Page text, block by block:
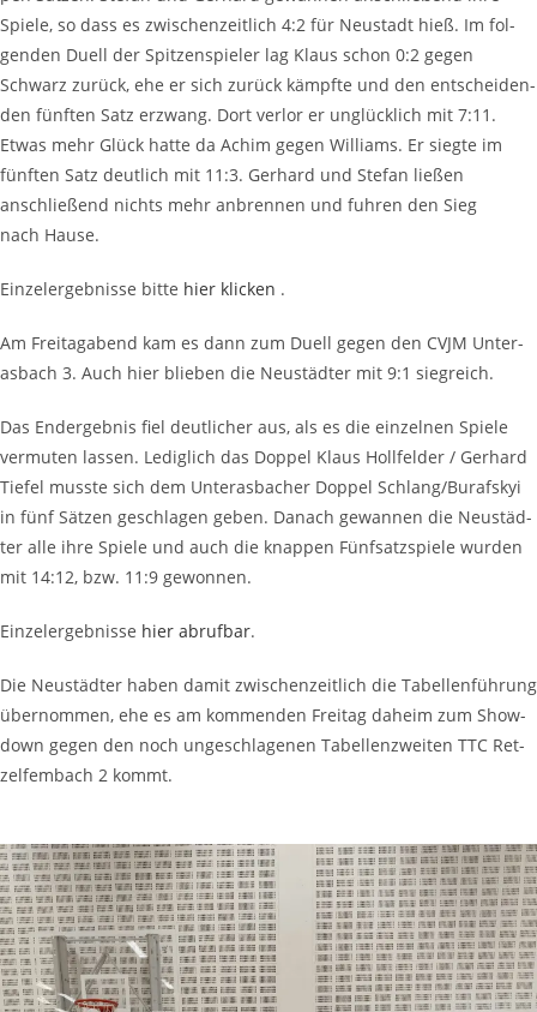
Spie­le, so dass es zwi­schen­zeit­lich 4:2 für Neu­stadt hieß. Im fol­
gen­den Duell der Spit­zen­spie­ler lag Klaus schon 0:2 gegen
Schwarz zurück, ehe er sich zurück kämpf­te und den ent­schei­den­
den fünf­ten Satz erzwang. Dort ver­lor er unglück­lich mit 7:11.
Etwas mehr Glück hat­te da Achim gegen Wil­liams. Er sieg­te im
fünf­ten Satz deut­lich mit 11:3. Ger­hard und Ste­fan lie­ßen
anschlie­ßend nichts mehr anbren­nen und fuh­ren den Sieg
nach Hause.
Ein­zel­er­geb­nis­se bit­te hier kli­cken .
Am Frei­tag­abend kam es dann zum Duell gegen den CVJM Unter­
as­bach 3. Auch hier blie­ben die Neu­städ­ter mit 9:1 siegreich.
Das End­ergeb­nis fiel deut­li­cher aus, als es die ein­zel­nen Spie­le
ver­mu­ten las­sen. Ledig­lich das Dop­pel Klaus Holl­fel­der / Ger­hard
Tie­fel muss­te sich dem Unter­as­ba­cher Dop­pel Schlang/Burafskyi
in fünf Sät­zen geschla­gen geben. Danach gewan­nen die Neu­städ­
ter alle ihre Spie­le und auch die knap­pen Fünf­satz­spie­le wur­den
mit 14:12, bzw. 11:9 gewonnen.
Ein­zel­er­geb­nis­se hier abruf­bar.
Die Neu­städ­ter haben damit zwi­schen­zeit­lich die Tabel­len­füh­rung
über­nom­men, ehe es am kom­men­den Frei­tag daheim zum Show­
down gegen den noch unge­schla­ge­nen Tabel­len­zwei­ten TTC Ret­
zelf­em­bach 2 kommt.